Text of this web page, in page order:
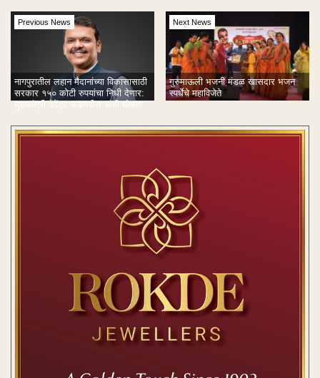
Previous News
नागपुरातील लहान मैदानांच्या विकासासाठी
सरकार १५० कोटी रुपयांचा निधी देणार:
मुख्यमंत्री देवेंद्र फडणवीस यांची घोषणा
Next News
गुरुमाऊली भजनी मंडळ खासदार भजन
स्पर्धेचे महाविजेते